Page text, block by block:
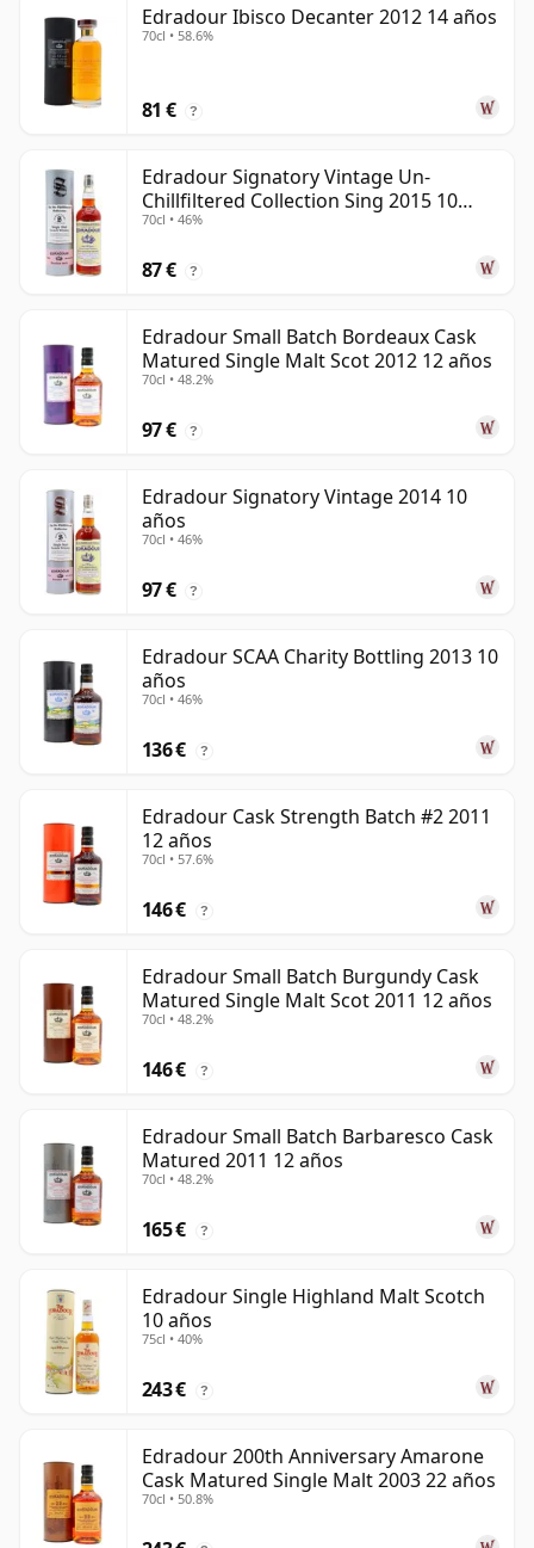
Edradour Ibisco Decanter 2012 14 años
70cl • 58.6%
81 € ?
Edradour Signatory Vintage Un-
Chillfiltered Collection Sing 2015 10
años
70cl • 46%
87 € ?
Edradour Small Batch Bordeaux Cask
Matured Single Malt Scot 2012 12 años
70cl • 48.2%
97 € ?
Edradour Signatory Vintage 2014 10
años
70cl • 46%
97 € ?
Edradour SCAA Charity Bottling 2013 10
años
70cl • 46%
136 € ?
Edradour Cask Strength Batch #2 2011
12 años
70cl • 57.6%
146 € ?
Edradour Small Batch Burgundy Cask
Matured Single Malt Scot 2011 12 años
70cl • 48.2%
146 € ?
Edradour Small Batch Barbaresco Cask
Matured 2011 12 años
70cl • 48.2%
165 € ?
Edradour Single Highland Malt Scotch
10 años
75cl • 40%
243 € ?
Edradour 200th Anniversary Amarone
Cask Matured Single Malt 2003 22 años
70cl • 50.8%